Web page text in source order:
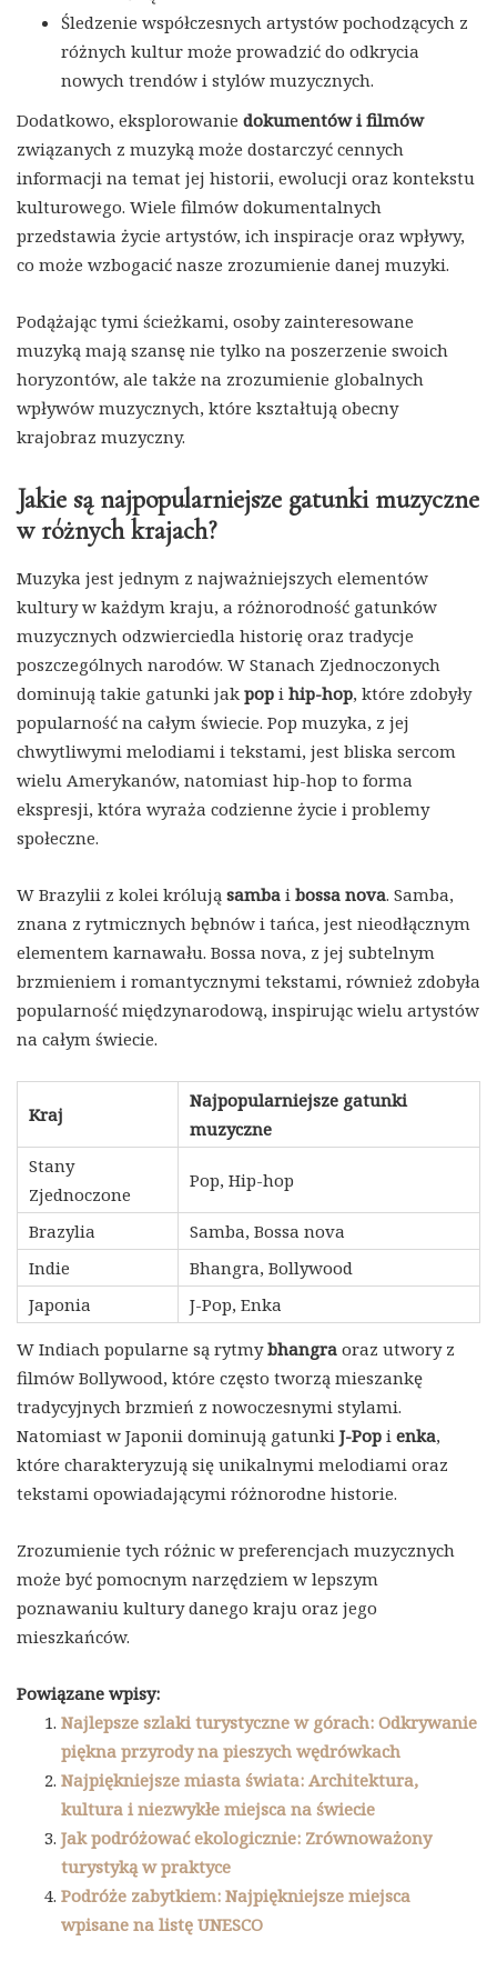
Śledzenie współczesnych artystów pochodzących z
różnych kultur może prowadzić do odkrycia
nowych trendów i stylów muzycznych.
Dodatkowo, eksplorowanie dokumentów i filmów
związanych z muzyką może dostarczyć cennych
informacji na temat jej historii, ewolucji oraz kontekstu
kulturowego. Wiele filmów dokumentalnych
przedstawia życie artystów, ich inspiracje oraz wpływy,
co może wzbogacić nasze zrozumienie danej muzyki.
Podążając tymi ścieżkami, osoby zainteresowane
muzyką mają szansę nie tylko na poszerzenie swoich
horyzontów, ale także na zrozumienie globalnych
wpływów muzycznych, które kształtują obecny
krajobraz muzyczny.
Jakie są najpopularniejsze gatunki muzyczne
w różnych krajach?
Muzyka jest jednym z najważniejszych elementów
kultury w każdym kraju, a różnorodność gatunków
muzycznych odzwierciedla historię oraz tradycje
poszczególnych narodów. W Stanach Zjednoczonych
dominują takie gatunki jak pop i hip-hop, które zdobyły
popularność na całym świecie. Pop muzyka, z jej
chwytliwymi melodiami i tekstami, jest bliska sercom
wielu Amerykanów, natomiast hip-hop to forma
ekspresji, która wyraża codzienne życie i problemy
społeczne.
W Brazylii z kolei królują samba i bossa nova. Samba,
znana z rytmicznych bębnów i tańca, jest nieodłącznym
elementem karnawału. Bossa nova, z jej subtelnym
brzmieniem i romantycznymi tekstami, również zdobyła
popularność międzynarodową, inspirując wielu artystów
na całym świecie.
Kraj
Najpopularniejsze gatunki
muzyczne
Stany
Zjednoczone
Pop, Hip-hop
Brazylia
Samba, Bossa nova
Indie
Bhangra, Bollywood
Japonia
J-Pop, Enka
W Indiach popularne są rytmybhangra oraz utwory z
filmów Bollywood, które często tworzą mieszankę
tradycyjnych brzmień z nowoczesnymi stylami.
Natomiast w Japonii dominują gatunki J-Pop i enka,
które charakteryzują się unikalnymi melodiami oraz
tekstami opowiadającymi różnorodne historie.
Zrozumienie tych różnic w preferencjach muzycznych
może być pomocnym narzędziem w lepszym
poznawaniu kultury danego kraju oraz jego
mieszkańców.
Powiązane wpisy:
Najlepsze szlaki turystyczne w górach: Odkrywanie
piękna przyrody na pieszych wędrówkach
Najpiękniejsze miasta świata: Architektura,
kultura i niezwykłe miejsca na świecie
Jak podróżować ekologicznie: Zrównoważony
turystyką w praktyce
Podróże zabytkiem: Najpiękniejsze miejsca
wpisane na listę UNESCO